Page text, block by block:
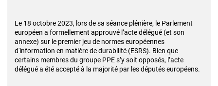
Le 18 octobre 2023, lors de sa séance plénière, le Parlement
européen a formellement approuvé l’acte délégué (et son
annexe) sur le premier jeu de normes européennes
d'information en matière de durabilité (ESRS). Bien que
certains membres du groupe PPE s’y soit opposés, l’acte
délégué a été accepté à la majorité par les députés européens.